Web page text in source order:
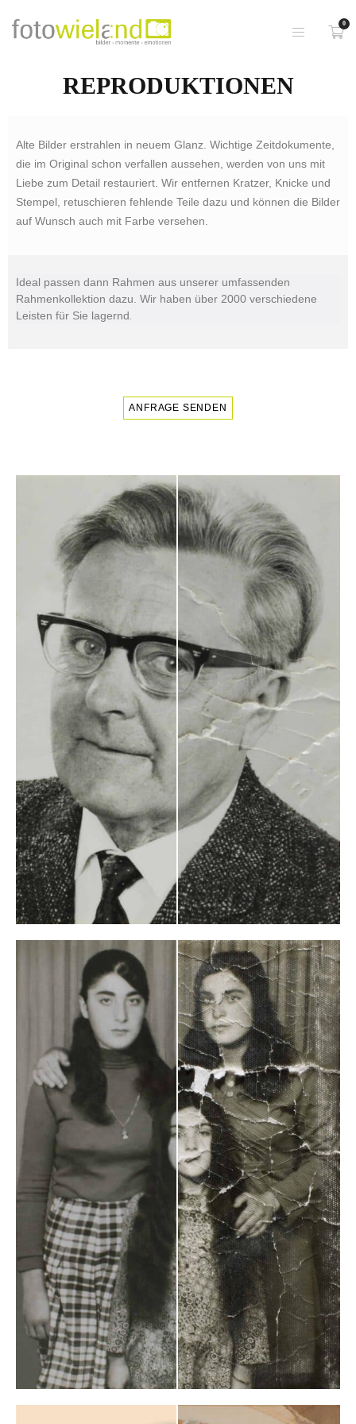
0
REPRODUKTIONEN
Alte Bilder erstrahlen in neuem Glanz. Wichtige Zeitdokumente,
die im Original schon verfallen aussehen, werden von uns mit
Liebe zum Detail restauriert. Wir entfernen Kratzer, Knicke und
Stempel, retuschieren fehlende Teile dazu und können die Bilder
auf Wunsch auch mit Farbe versehen.
Ideal passen dann Rahmen aus unserer umfassenden
Rahmenkollektion dazu. Wir haben über 2000 verschiedene
Leisten für Sie lagernd
ANFRAGE SENDEN